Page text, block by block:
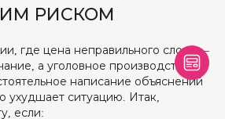
РИСКОМ
где цена неправильного слова —
а уголовное производство. В
написание объяснений
ухудшает ситуацию. Итак,
если: